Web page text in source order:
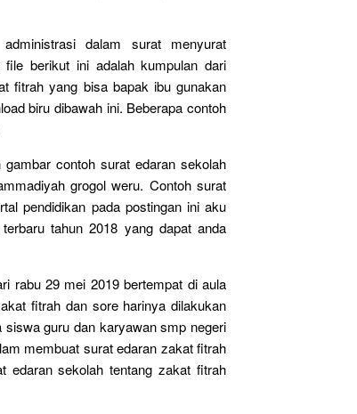
dalam surat menyurat
berikut ini adalah kumpulan dari
fitrah yang bisa bapak ibu gunakan
biru dibawah ini. Beberapa contoh
contoh surat edaran sekolah
grogol weru. Contoh surat
pendidikan pada postingan ini aku
tahun 2018 yang dapat anda
rabu 29 mei 2019 bertempat di aula
fitrah dan sore harinya dilakukan
guru dan karyawan smp negeri
membuat surat edaran zakat fitrah
edaran sekolah tentang zakat fitrah